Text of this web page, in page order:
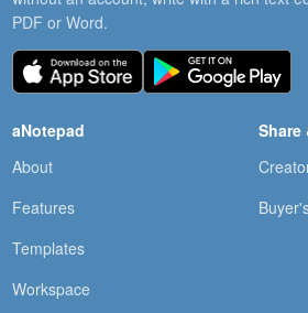
PDF or Word.
aNotepad
About
Features
Templates
Workspace
Share